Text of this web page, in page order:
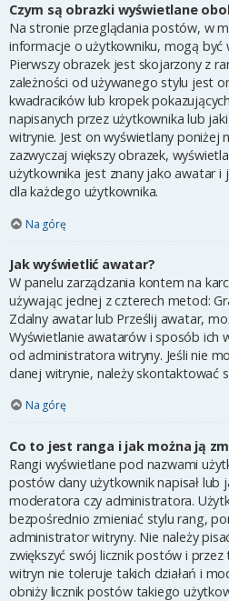
Czym są obrazki wyświetlane
Na stronie przeglądania postów, w
informacje o użytkowniku, mogą być
Pierwszy obrazek jest skojarzony z
zależności od używanego stylu jest
kwadracików lub kropek
napisanych przez użytkownika lub
witrynie. Jest on wyświetlany poniżej
zazwyczaj większy obrazek,
użytkownika jest znany jako awatar
dla każdego użytkownika.
Na górę
Jak wyświetlić awatar?
W panelu zarządzania kontem na
używając jednej z czterech metod:
Zdalny awatar lub Prześlij awatar,
Wyświetlanie awatarów i sposób ich
od administratora witryny. Jeśli nie
danej witrynie, należy skontaktować
Na górę
Co to jest ranga i jak można ją
Rangi wyświetlane pod nazwami
postów dany użytkownik napisał lub
moderatora czy administratora.
bezpośrednio zmieniać stylu rang,
administrator witryny. Nie należy
zwiększyć swój licznik postów i
witryn nie toleruje takich działań i
obniży licznik postów takiego